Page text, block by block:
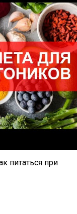
питаться при